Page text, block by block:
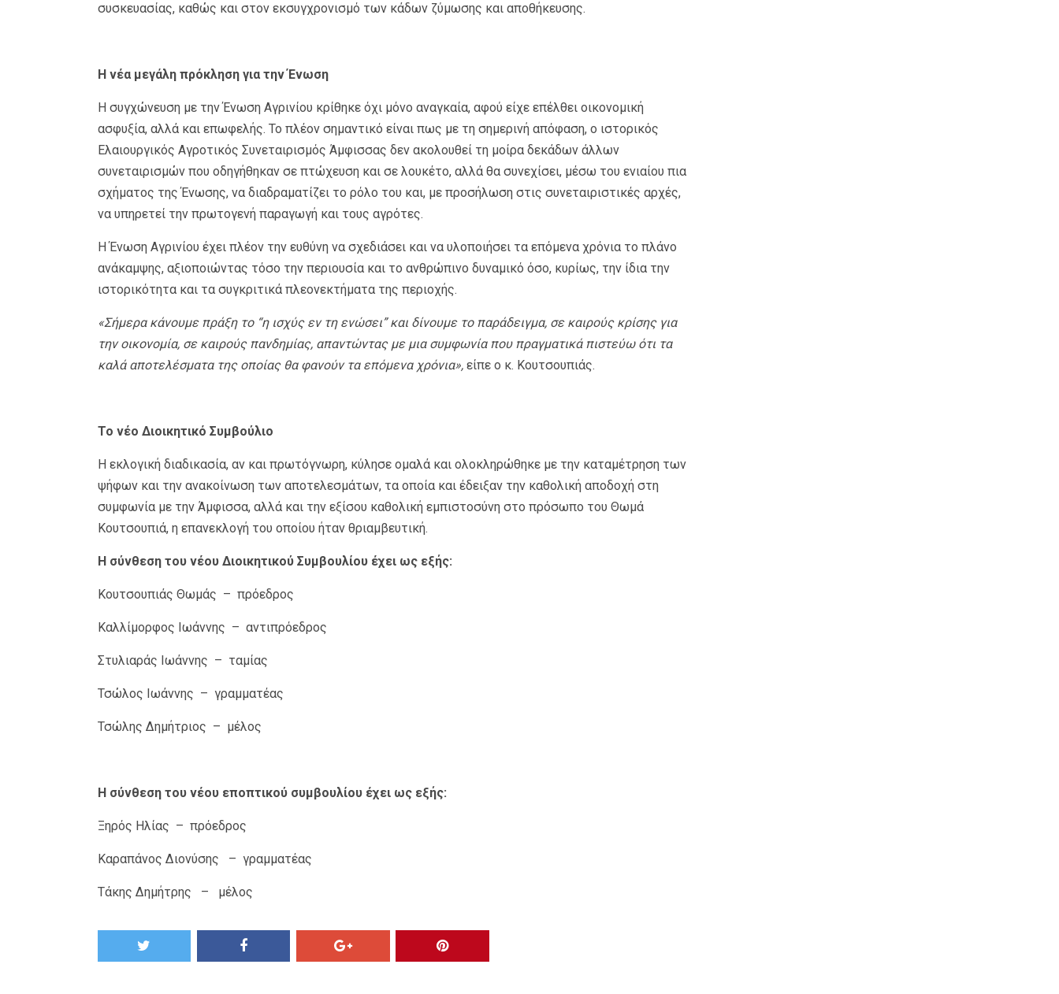
συσκευασίας, καθώς και στον εκσυγχρονισμό των κάδων ζύμωσης και αποθήκευσης.
Η νέα μεγάλη πρόκληση για την Ένωση
Η συγχώνευση με την Ένωση Αγρινίου κρίθηκε όχι μόνο αναγκαία, αφού είχε επέλθει οικονομική
ασφυξία, αλλά και επωφελής. Το πλέον σημαντικό είναι πως με τη σημερινή απόφαση, ο ιστορικός
Ελαιουργικός Αγροτικός Συνεταιρισμός Άμφισσας δεν ακολουθεί τη μοίρα δεκάδων άλλων
συνεταιρισμών που οδηγήθηκαν σε πτώχευση και σε λουκέτο, αλλά θα συνεχίσει, μέσω του ενιαίου πια
σχήματος της Ένωσης, να διαδραματίζει το ρόλο του και, με προσήλωση στις συνεταιριστικές αρχές,
να υπηρετεί την πρωτογενή παραγωγή και τους αγρότες.
Η Ένωση Αγρινίου έχει πλέον την ευθύνη να σχεδιάσει και να υλοποιήσει τα επόμενα χρόνια το πλάνο
ανάκαμψης, αξιοποιώντας τόσο την περιουσία και το ανθρώπινο δυναμικό όσο, κυρίως, την ίδια την
ιστορικότητα και τα συγκριτικά πλεονεκτήματα της περιοχής.
«Σήμερα κάνουμε πράξη το “η ισχύς εν τη ενώσει” και δίνουμε το παράδειγμα, σε καιρούς κρίσης για
την οικονομία, σε καιρούς πανδημίας, απαντώντας με μια συμφωνία που πραγματικά πιστεύω ότι τα
καλά αποτελέσματα της οποίας θα φανούν τα επόμενα χρόνια»,είπε ο κ. Κουτσουπιάς.
Το νέο Διοικητικό Συμβούλιο
Η εκλογική διαδικασία, αν και πρωτόγνωρη, κύλησε ομαλά και ολοκληρώθηκε με την καταμέτρηση των
ψήφων και την ανακοίνωση των αποτελεσμάτων, τα οποία και έδειξαν την καθολική αποδοχή στη
συμφωνία με την Άμφισσα, αλλά και την εξίσου καθολική εμπιστοσύνη στο πρόσωπο του Θωμά
Κουτσουπιά, η επανεκλογή του οποίου ήταν θριαμβευτική.
Η σύνθεση του νέου Διοικητικού Συμβουλίου έχει ως εξής:
Κουτσουπιάς Θωμάς – πρόεδρος
Καλλίμορφος Ιωάννης – αντιπρόεδρος
Στυλιαράς Ιωάννης – ταμίας
Τσώλος Ιωάννης – γραμματέας
Τσώλης Δημήτριος – μέλος
Η σύνθεση του νέου εποπτικού συμβουλίου έχει ως εξής:
Ξηρός Ηλίας – πρόεδρος
Καραπάνος Διονύσης – γραμματέας
Τάκης Δημήτρης – μέλος